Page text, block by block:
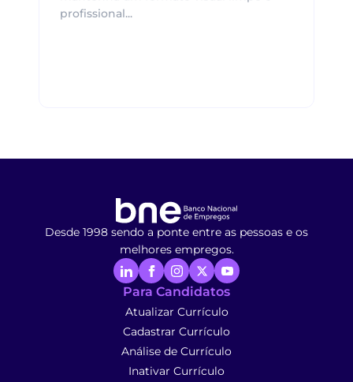
profissional...
Desde 1998 sendo a ponte entre as pessoas e os
melhores empregos.
Para Candidatos
Atualizar Currículo
Cadastrar Currículo
Análise de Currículo
Inativar Currículo